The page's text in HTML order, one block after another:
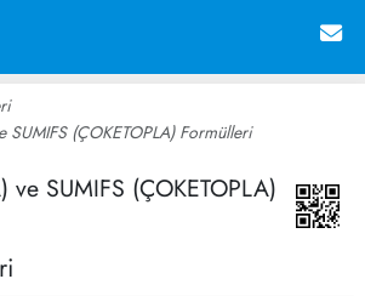
SUMIFS (ÇOKETOPLA) Formülleri
ve SUMIFS (ÇOKETOPLA)